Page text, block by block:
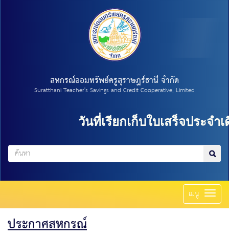
สหกรณ์ออมทรัพย์ครูสุราษฎร์ธานี จำกัด
Suratthani Teacher's Savings and Credit Cooperative, Limited
วันที่เรียกเก็บใบเสร็จประจำเดื
เมนู Toggle
ประกาศสหกรณ์